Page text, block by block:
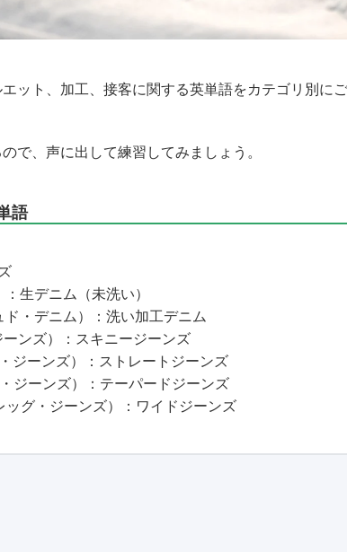
ット、加工、接客に関する英単語をカテゴリ別にご
で、声に出して練習してみましょう。
語
：生デニム（未洗い）
ド・デニム）：洗い加工デニム
ーンズ）：スキニージーンズ
ジーンズ）：ストレートジーンズ
・ジーンズ）：テーパードジーンズ
ッグ・ジーンズ）：ワイドジーンズ